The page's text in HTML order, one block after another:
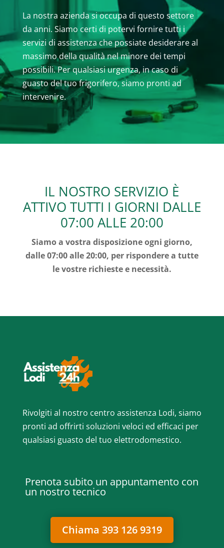
La nostra azienda si occupa di questo settore
da anni. Siamo certi di potervi fornire tutti i
servizi di assistenza che possiate desiderare al
massimo della qualità nel minore dei tempi
possibili. Per qualsiasi urgenza, in caso di
guasto del tuo frigorifero, siamo pronti ad
intervenire.
IL NOSTRO SERVIZIO È
ATTIVO TUTTI I GIORNI DALLE
07:00 ALLE 20:00
Siamo a vostra disposizione ogni giorno,
dalle 07:00 alle 20:00, per rispondere a tutte
le vostre richieste e necessità.
Rivolgiti al nostro centro assistenza Lodi, siamo
pronti ad offrirti soluzioni veloci ed efficaci per
qualsiasi guasto del tuo elettrodomestico.
Prenota subito un appuntamento con
un nostro tecnico
Chiama 393 126 9319